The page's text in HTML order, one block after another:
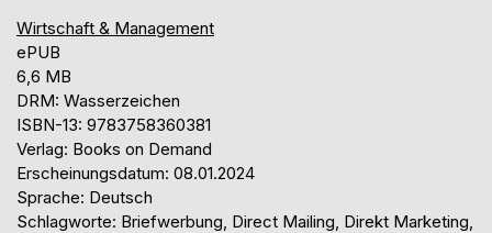
Wirtschaft & Management
ePUB
6,6 MB
DRM: Wasserzeichen
ISBN-13: 9783758360381
Verlag: Books on Demand
Erscheinungsdatum: 08.01.2024
Sprache: Deutsch
Schlagworte: Briefwerbung, Direct Mailing, Direkt Marketing,